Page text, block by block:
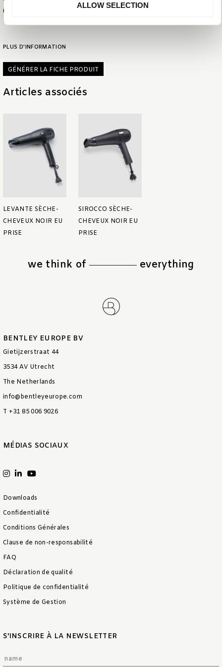
ALLOW SELECTION
EAN
PLUS D'INFORMATION
GÉNÉRER LA FICHE PRODUIT
Articles associés
LEVANTE SÈCHE-
CHEVEUX NOIR EU
PRISE
SIROCCO SÈCHE-
CHEVEUX NOIR EU
PRISE
we think of everything
BENTLEY EUROPE BV
Gietijzerstraat 44
3534 AV Utrecht
The Netherlands
info@bentleyeurope.com
T +31 85 006 9026
MÉDIAS SOCIAUX
Downloads
Confidentialité
Conditions Générales
Clause de non-responsabilité
FAQ
Déclaration de qualité
Politique de confidentialité
Système de Gestion
S'INSCRIRE À LA NEWSLETTER